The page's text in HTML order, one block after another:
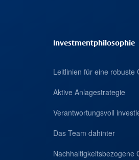
Investmentphilosophie
Leitlinien für eine robuste
Aktive Anlagestrategie
Verantwortungsvoll
Das Team dahinter
Nachhaltigkeitsbezogene